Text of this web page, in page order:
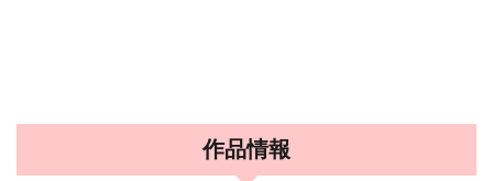
作品情報